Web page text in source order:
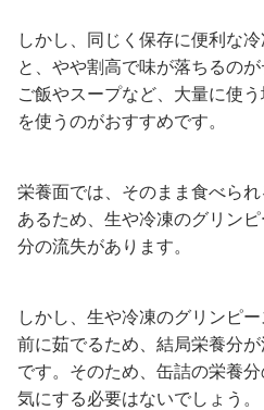
しかし、同じく保存に便利な
と、やや割高で味が落ちるの
ご飯やスープなど、大量に使
を使うのがおすすめです。
栄養面では、そのまま食べら
あるため、生や冷凍のグリン
分の流失があります。
しかし、生や冷凍のグリンピ
前に茹でるため、結局栄養分
です。そのため、缶詰の栄養
気にする必要はないでしょう。